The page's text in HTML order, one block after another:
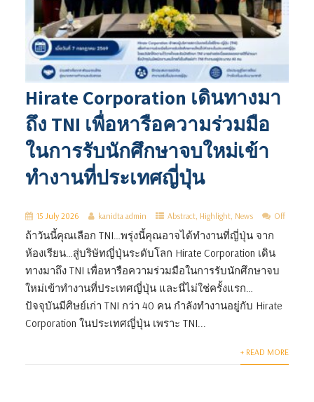
Hirate Corporation เดินทางมา
ถึง TNI เพื่อหารือความร่วมมือ
ในการรับนักศึกษาจบใหม่เข้า
ทำงานที่ประเทศญี่ปุ่น
15 July 2026 kanidta admin Abstract, Highlight, News Off
ถ้าวันนี้คุณเลือก TNI…พรุ่งนี้คุณอาจได้ทำงานที่ญี่ปุ่น จาก
ห้องเรียน…สู่บริษัทญี่ปุ่นระดับโลก Hirate Corporation เดิน
ทางมาถึง TNI เพื่อหารือความร่วมมือในการรับนักศึกษาจบ
ใหม่เข้าทำงานที่ประเทศญี่ปุ่น และนี่ไม่ใช่ครั้งแรก…
ปัจจุบันมีศิษย์เก่า TNI กว่า 40 คน กำลังทำงานอยู่กับ Hirate
Corporation ในประเทศญี่ปุ่น เพราะ TNI...
+ READ MORE